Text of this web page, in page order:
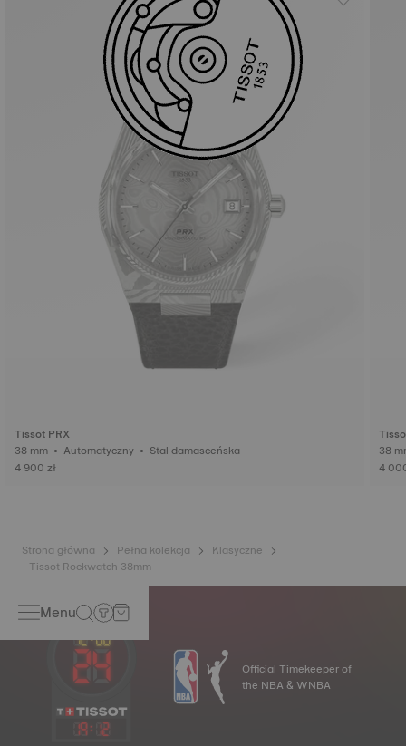
Tissot PRX
38 mm • Automatyczny • Stal damasceńska
4 900 zł
4
Strona główna Pełna kolekcja
Klasyczne
Tissot Rockwatch 38mm
Menu
19: 12
Official Timekeeper of
the NBA & WNBA